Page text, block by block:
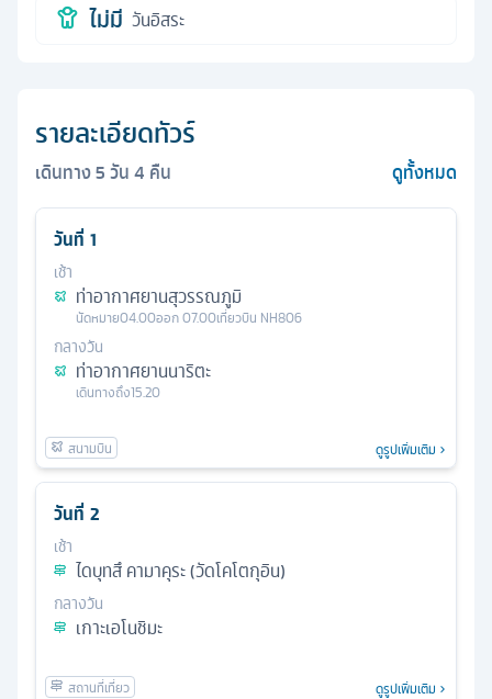
ไม่มี วันอิสระ
รายละเอียดทัวร์
เดินทาง5วัน4 คืน ดูทั้งหมด
วันที่ 1
เช้า
ท่าอากาศยานสุวรรณภูมิ
นัดหมาย04.00ออก07.00เที่ยวบิน NH806
กลางวัน
ท่าอากาศยานนาริตะ
เดินทางถึง15.20
ดูรูปเพิ่มเติม
วันที่ 2
เช้า
ไดบุทสึ คามาคุระ (วัดโคโตกุอิน)
กลางวัน
เกาะเอโนชิมะ
ดูรูปเพิ่มเติม